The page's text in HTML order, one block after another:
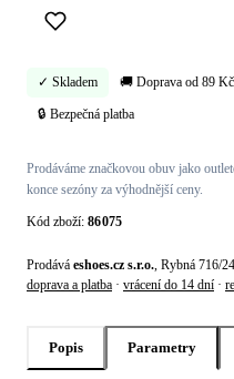
✓ Skladem 🚚 Doprava od 89 Kč
🔒 Bezpečná platba
Prodáváme značkovou obuv jako
konce sezóny za výhodnější ceny.
Kód zboží: 86075
Prodává eshoes.cz s.r.o. , Rybná 716/
doprava a platba · vrácení do 14 dní ·
Popis Parametry